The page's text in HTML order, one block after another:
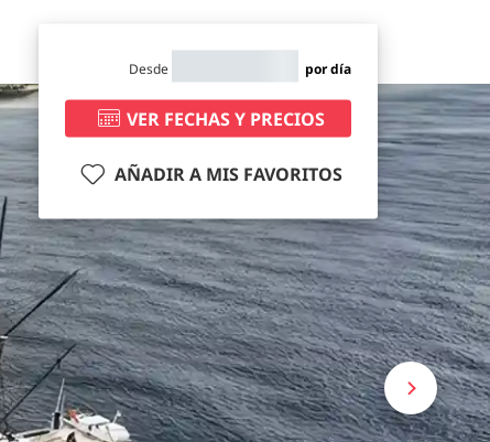
Desde por día
VER FECHAS Y PRECIOS
AÑADIR A MIS FAVORITOS